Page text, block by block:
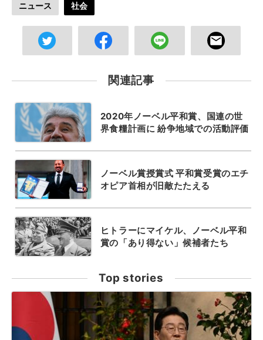
ニュース 社会
関連記事
2020年ノーベル平和賞、国連の世
界食糧計画に 紛争地域での活動評価
ノーベル賞授賞式 平和賞受賞のエチ
オピア首相が旧敵たたえる
ヒトラーにマイケル、ノーベル平和
賞の「あり得ない」候補者たち
Top stories